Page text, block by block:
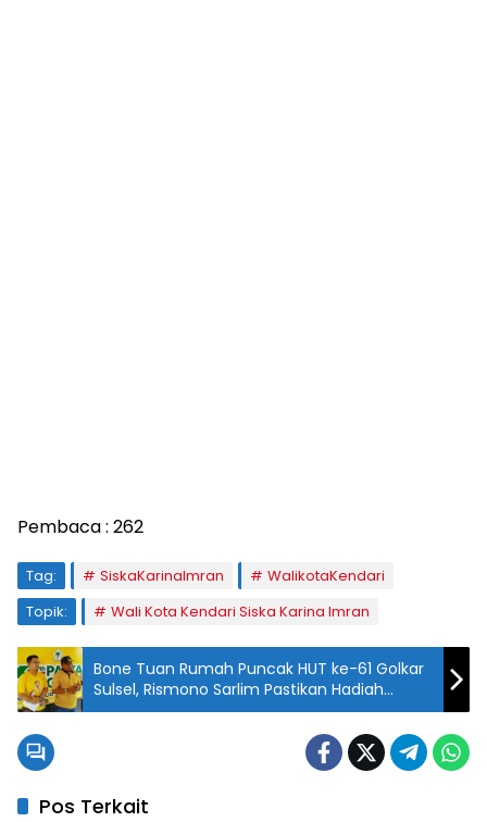
Pembaca : 262
Tag: SiskaKarinaImran
WalikotaKendari
Topik:
Wali Kota Kendari Siska Karina Imran
Bone Tuan Rumah Puncak HUT ke-61 Golkar
Sulsel, Rismono Sarlim Pastikan Hadiah
Melimpah di Jalan Sehat Besok
Pos Terkait